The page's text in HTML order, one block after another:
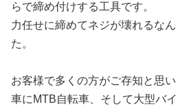
らで締め付けする工具です。
力任せに締めてネジが壊れるな
た。
お客様で多くの方がご存知と思
車にMTB自転車、そして大型バ